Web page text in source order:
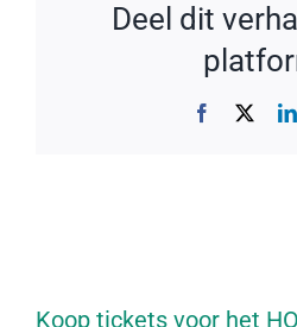
Deel dit
Facebook
Koop tickets voor het